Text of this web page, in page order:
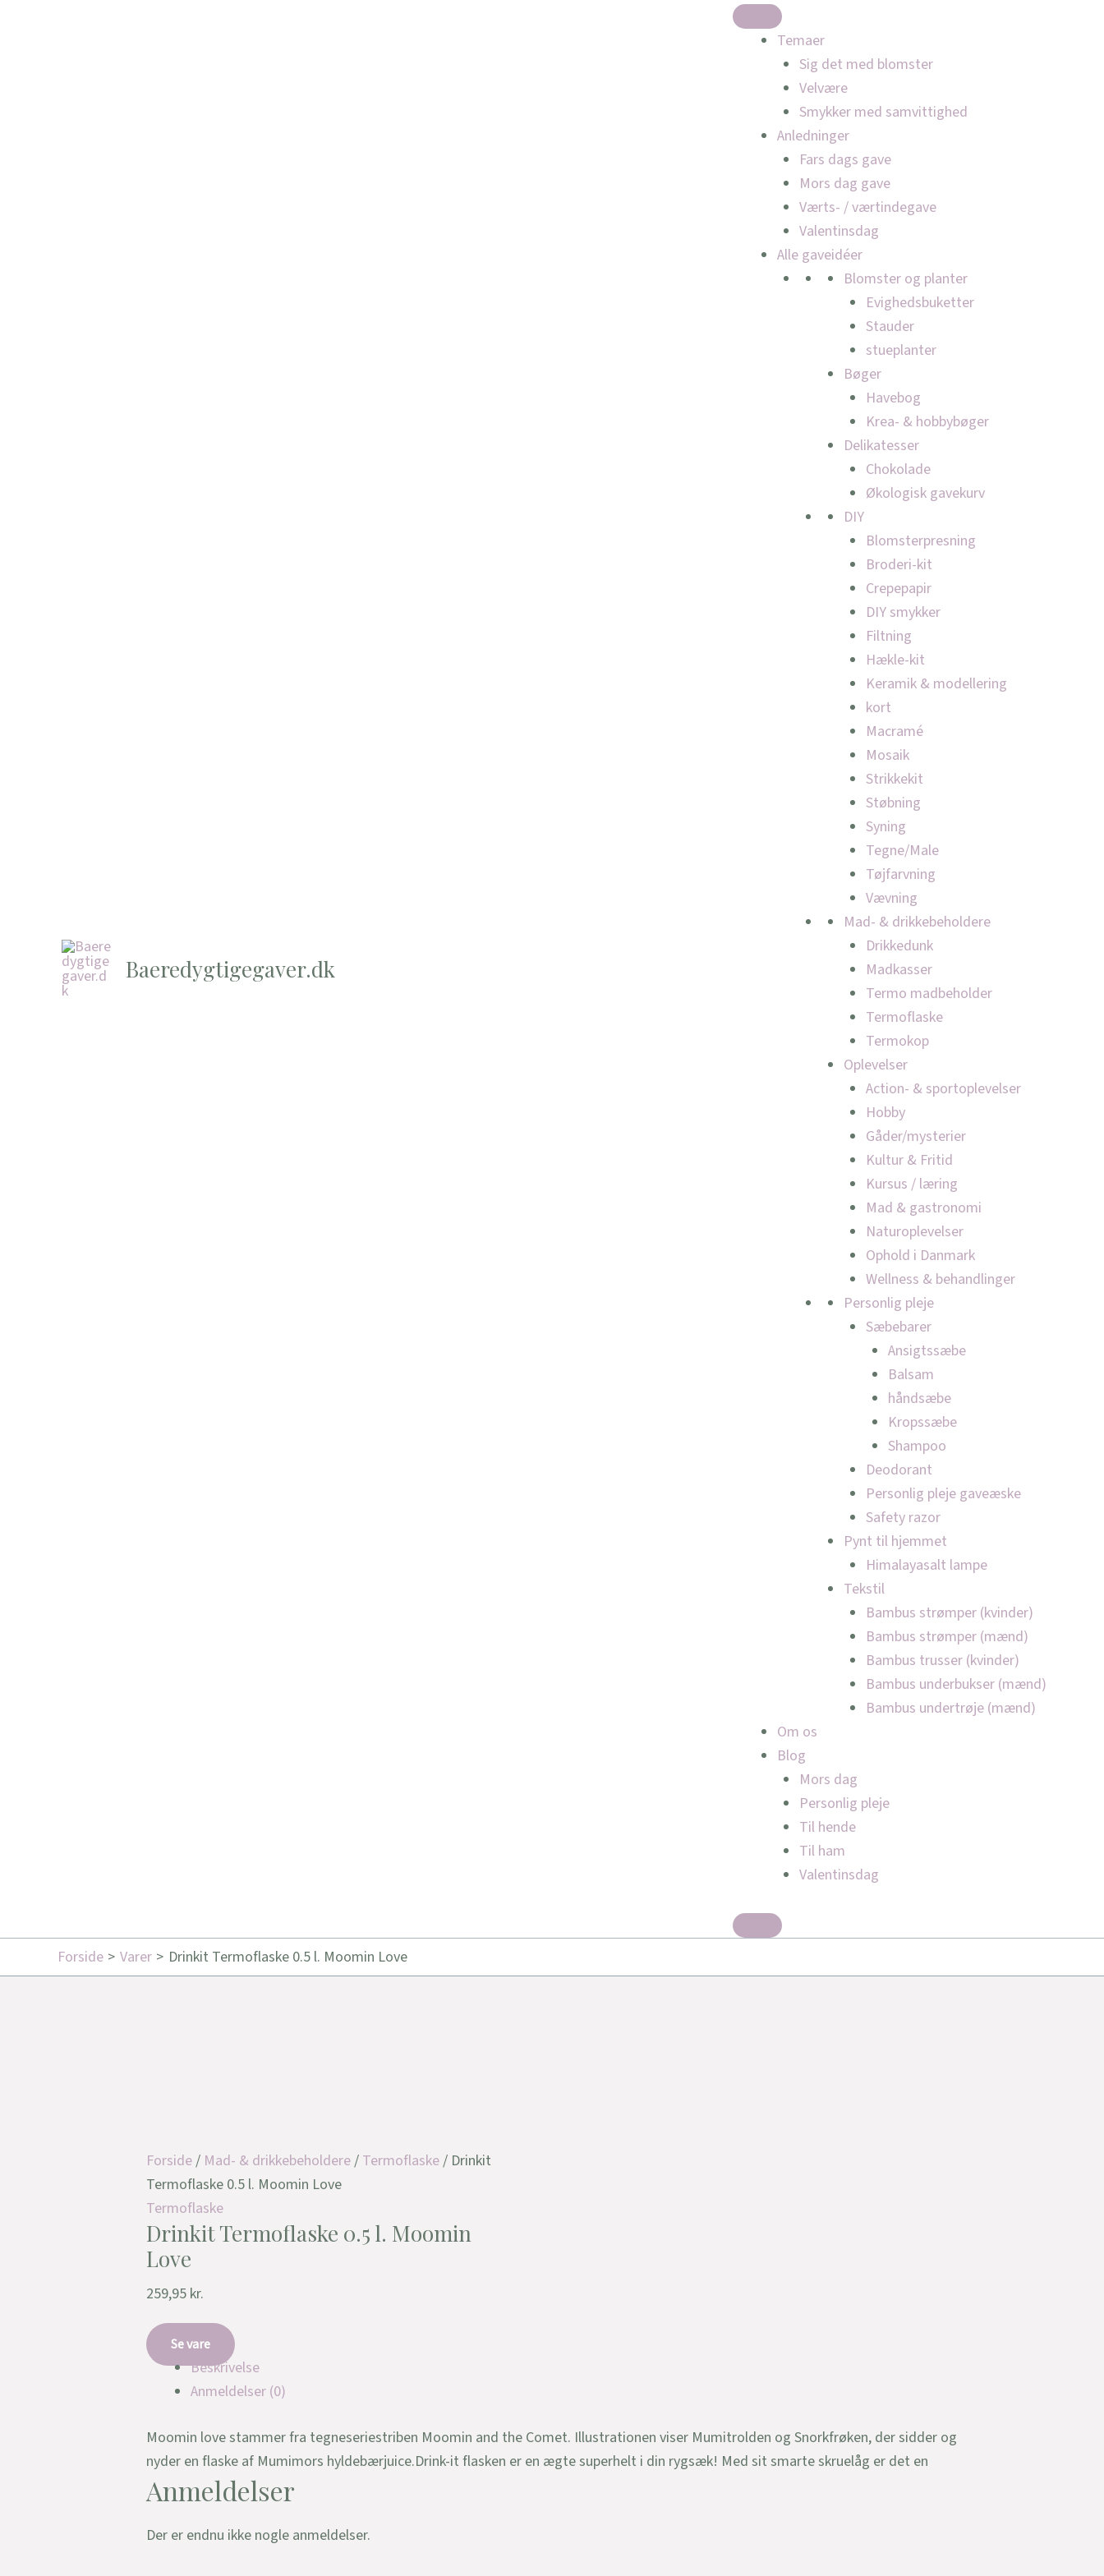
Baeredygtigegaver.dk
Temaer
Sig det med blomster
Velvære
Smykker med samvittighed
Anledninger
Fars dags gave
Mors dag gave
Værts- / værtindegave
Valentinsdag
Alle gaveidéer
Blomster og planter
Evighedsbuketter
Stauder
stueplanter
Bøger
Havebog
Krea- & hobbybøger
Delikatesser
Chokolade
Økologisk gavekurv
DIY
Blomsterpresning
Broderi-kit
Crepepapir
DIY smykker
Filtning
Hækle-kit
Keramik & modellering
kort
Macramé
Mosaik
Strikkekit
Støbning
Syning
Tegne/Male
Tøjfarvning
Vævning
Mad- & drikkebeholdere
Drikkedunk
Madkasser
Termo madbeholder
Termoflaske
Termokop
Oplevelser
Action- & sportoplevelser
Hobby
Gåder/mysterier
Kultur & Fritid
Kursus / læring
Mad & gastronomi
Naturoplevelser
Ophold i Danmark
Wellness & behandlinger
Personlig pleje
Sæbebarer
Ansigtssæbe
Balsam
håndsæbe
Kropssæbe
Shampoo
Deodorant
Personlig pleje gaveæske
Safety razor
Pynt til hjemmet
Himalayasalt lampe
Tekstil
Bambus strømper (kvinder)
Bambus strømper (mænd)
Bambus trusser (kvinder)
Bambus underbukser (mænd)
Bambus undertrøje (mænd)
Om os
Blog
Mors dag
Personlig pleje
Til hende
Til ham
Valentinsdag
Forside Varer Drinkit Termoflaske 0.5 l. Moomin Love
Forside/ Mad- & drikkebeholdere/ Termoflaske/ Drinkit
Termoflaske 0.5 l. Moomin Love
Termoflaske
Drinkit Termoflaske 0.5 l. Moomin
Love
259,95 kr.
Se vare
Beskrivelse
Anmeldelser (0)
Moomin love stammer fra tegneseriestriben Moomin and the Comet. Illustrationen viser Mumitrolden og Snorkfrøken, der sidder og
nyder en flaske af Mumimors hyldebærjuice.Drink-it flasken er en ægte superhelt i din rygsæk! Med sit smarte skruelåg er det en
Anmeldelser
Der er endnu ikke nogle anmeldelser.